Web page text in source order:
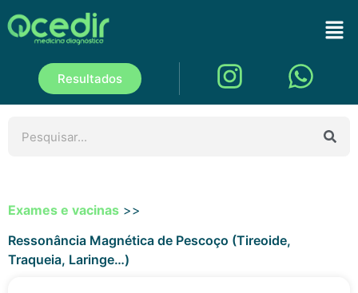
Resultados
Exames e vacinas >>
Ressonância Magnética de Pescoço (Tireoide,
Traqueia, Laringe…)